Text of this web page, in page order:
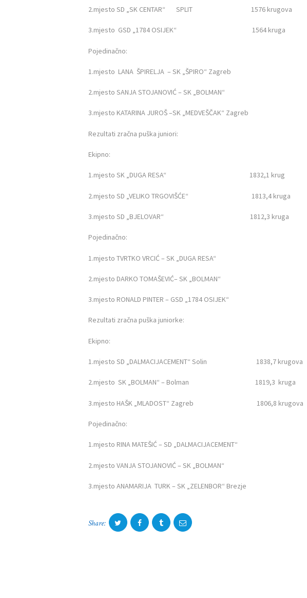
O ZAJEDNICI
FOTOGALERIJA
2.mjesto SD „SK CENTAR“ SPLIT 1576 krugova
3.mjesto GSD „1784 OSIJEK“ 1564 kruga
Pojedinačno:
1.mjesto LANA ŠPIRELJA – SK „ŠPIRO“ Zagreb
2.mjesto SANJA STOJANOVIĆ – SK „BOLMAN“
3.mjesto KATARINA JUROŠ –SK „MEDVEŠČAK“ Zagreb
Rezultati zračna puška juniori:
Ekipno:
1.mjesto SK „DUGA RESA“ 1832,1 krug
2.mjesto SD „VELIKO TRGOVIŠĆE“ 1813,4 kruga
3.mjesto SD „BJELOVAR“ 1812,3 kruga
Pojedinačno:
1.mjesto TVRTKO VRCIĆ – SK „DUGA RESA“
2.mjesto DARKO TOMAŠEVIĆ– SK „BOLMAN“
3.mjesto RONALD PINTER – GSD „1784 OSIJEK“
Rezultati zračna puška juniorke:
Ekipno:
1.mjesto SD „DALMACIJACEMENT“ Solin 1838,7 krugova
2.mjesto SK „BOLMAN“ – Bolman 1819,3 kruga
3.mjesto HAŠK „MLADOST“ Zagreb 1806,8 krugova
Pojedinačno:
1.mjesto RINA MATEŠIĆ – SD „DALMACIJACEMENT“
2.mjesto VANJA STOJANOVIĆ – SK „BOLMAN“
3.mjesto ANAMARIJA TURK – SK „ZELENBOR“ Brezje
Share: